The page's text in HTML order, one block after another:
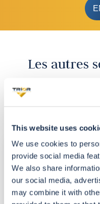
This website uses
We use cookies to
provide social media
We also share
our social media,
may combine it with
Les autres